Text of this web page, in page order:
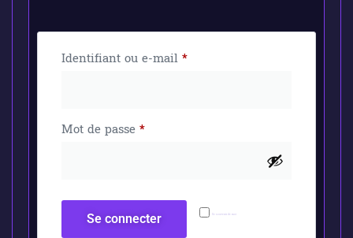
Identifiant ou e-mail*
Mot de passe*
Se souvenir de moi
Se connecter